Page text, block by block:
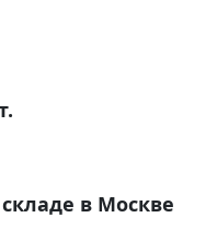
в Москве